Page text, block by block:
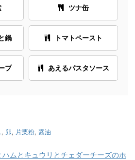
ツナ缶
鍋 トマトペースト
プ あえるパスタソース
, 卵, 片栗粉, 醤油
ムとキュウリとチェダーチーズのホ